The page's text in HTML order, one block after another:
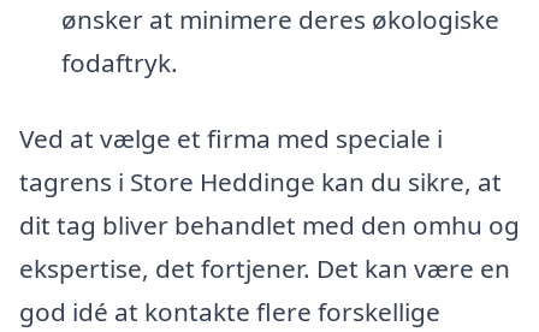
ønsker at minimere deres økologiske
fodaftryk.
Ved at vælge et firma med speciale i
tagrens i Store Heddinge kan du sikre, at
dit tag bliver behandlet med den omhu og
ekspertise, det fortjener. Det kan være en
god idé at kontakte flere forskellige